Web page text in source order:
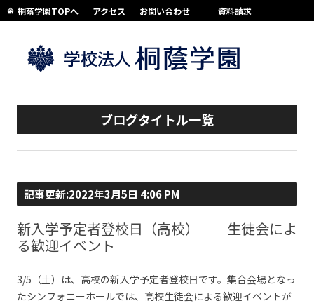
桐蔭学園TOPへ アクセス お問い合わせ 資料請求
ブログタイトル一覧
記事更新:2022年3月5日 4:06 PM
新入学予定者登校日（高校）──生徒会によ
る歓迎イベント
3/5（土）は、高校の新入学予定者登校日です。集合会場となっ
たシンフォニーホールでは、高校生徒会による歓迎イベントが